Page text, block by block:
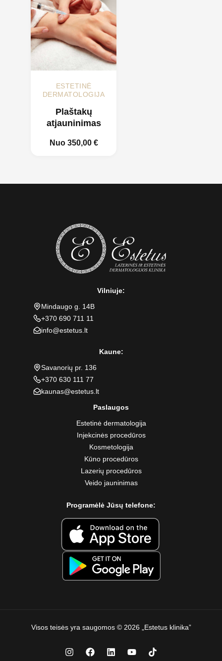
ESTETINĖ
DERMATOLOGIJA
Plaštakų
atjauninimas
Nuo 350,00 €
Vilniuje:
Mindaugo g. 14B
+370 690 711 11
info@estetus.lt
Kaune:
Savanorių pr. 136
+370 630 111 77
kaunas@estetus.lt
Paslaugos
Estetinė dermatologija
Injekcinės procedūros
Kosmetologija
Kūno procedūros
Lazerių procedūros
Veido jauninimas
Programėlė Jūsų telefone:
Visos teisės yra saugomos © 2026 „Estetus klinika”